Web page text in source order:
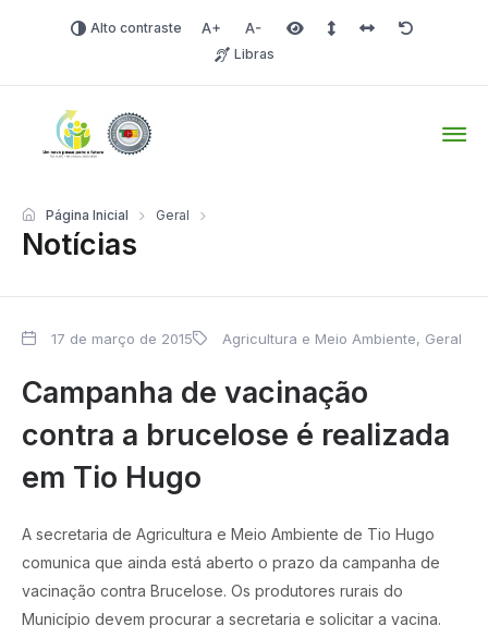
Alto contraste Aumentar fonte
Diminuir fonteÁrea selecionada
Espaçamento de linha
Espaço dos
Redefinir
Libras
Notícias
Página Inicial Geral
17 de março de 2015 Agricultura e Meio Ambiente, Geral
Campanha de vacinação
contra a brucelose é realizada
em Tio Hugo
A secretaria de Agricultura e Meio Ambiente de Tio Hugo
comunica que ainda está aberto o prazo da campanha de
vacinação contra Brucelose. Os produtores rurais do
Município devem procurar a secretaria e solicitar a vacina.